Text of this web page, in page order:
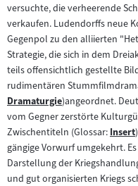
versuchte, die verheerende
verkaufen. Ludendorffs neue
Gegenpol zu den alliierten
Strategie, die sich in dem
teils offensichtlich gestellte
rudimentären
Zum
Inhalt:
Dramaturgie)angeordnet.
vom Gegner zerstörte
Zwischentiteln (Glossar:Zum
Inhalt:
Insert
gängige Vorwurf umgekehrt.
Darstellung der
und gut organisierten Kriegs